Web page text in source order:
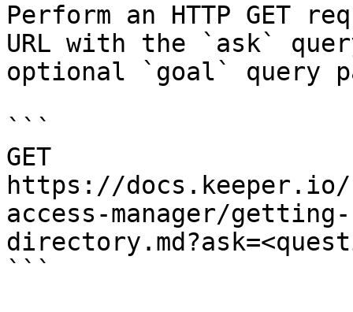
Perform an HTTP GET
URL with the `ask`
optional `goal` query
```
GET
https://
access-manager/
```